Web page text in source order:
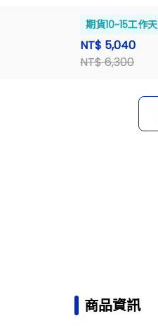
期貨10~15工作天
NT$ 5,040
NT$ 6,300
商品資訊